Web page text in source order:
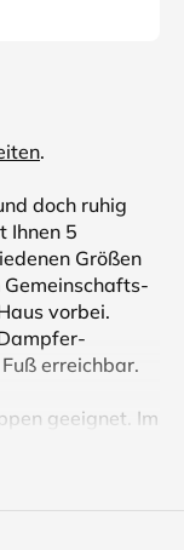
.
doch ruhig
Ihnen 5
Größen
Gemein­­schafts­­
vorbei.
Dampfer­­
erreichbar.
geeignet. Im
Kaminofen